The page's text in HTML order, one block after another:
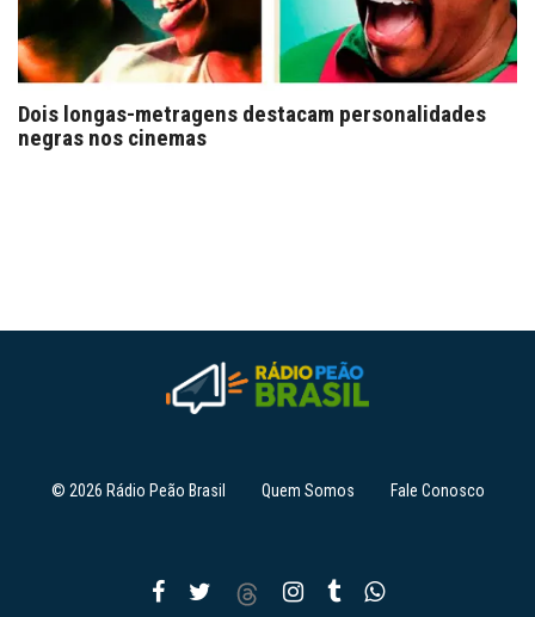
Dois longas-metragens destacam personalidades
negras nos cinemas
© 2026 Rádio Peão Brasil Quem Somos Fale Conosco